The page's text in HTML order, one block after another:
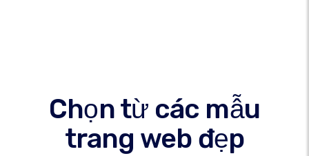
Chọn từ các mẫu
trang web đẹp